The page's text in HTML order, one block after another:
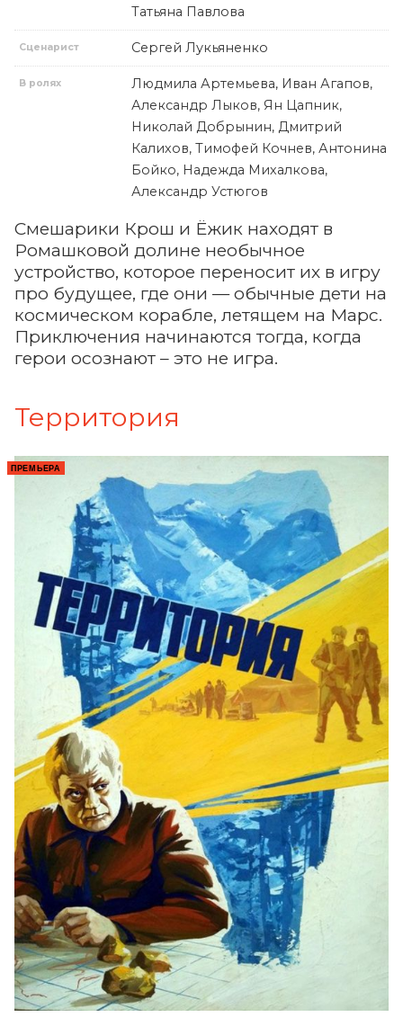
Татьяна Павлова
Сценарист Сергей Лукьяненко
В ролях
Людмила Артемьева, Иван Агапов,
Александр Лыков, Ян Цапник,
Николай Добрынин, Дмитрий
Калихов, Тимофей Кочнев, Антонина
Бойко, Надежда Михалкова,
Александр Устюгов
Смешарики Крош и Ёжик находят в
Ромашковой долине необычное
устройство, которое переносит их в игру
про будущее, где они — обычные дети на
космическом корабле, летящем на Марс.
Приключения начинаются тогда, когда
герои осознают – это не игра.
Территория
ПРЕМЬЕРА